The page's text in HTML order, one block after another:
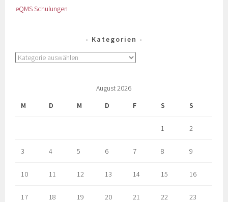
eQMS Schulungen
Kategorien
August 2026
M
D M D F S S
1 2
3 4 5 6 7 8 9
10 11 12 13 14 15 16
17 18 19 20 21 22 23